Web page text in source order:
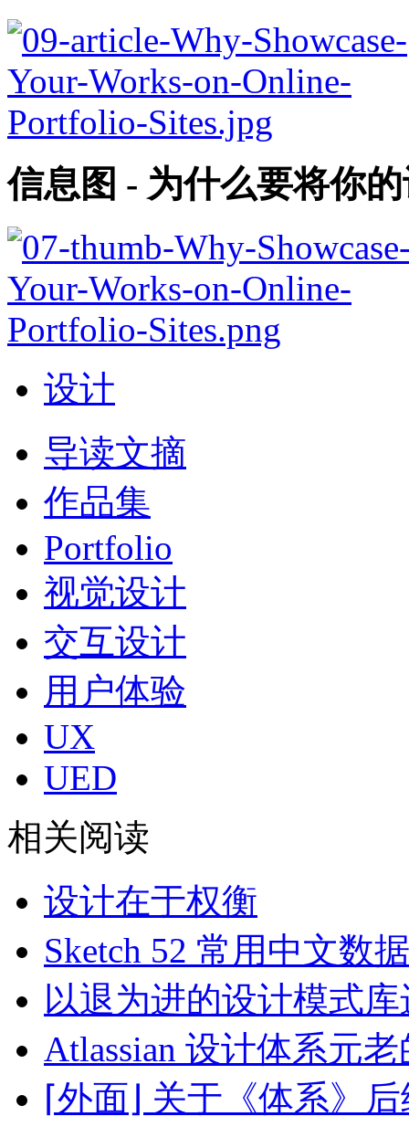
信息图 - 为什么要将你
设计
导读文摘
作品集
Portfolio
视觉设计
交互设计
用户体验
UX
UED
相关阅读
设计在于权衡
Sketch 52 常用中文数
以退为进的设计模式
Atlassian 设计体系元
⌈外面⌋ 关于《体系》